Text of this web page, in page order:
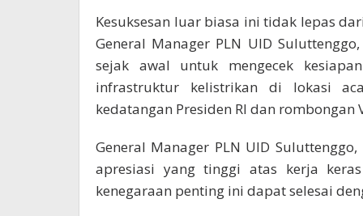
Kesuksesan luar biasa ini tidak lepas
General Manager PLN UID
sejak awal untuk mengecek
infrastruktur kelistrikan di lokasi
kedatangan Presiden RI dan rombongan
General Manager PLN UID
apresiasi yang tinggi atas kerja
kenegaraan penting ini dapat selesai